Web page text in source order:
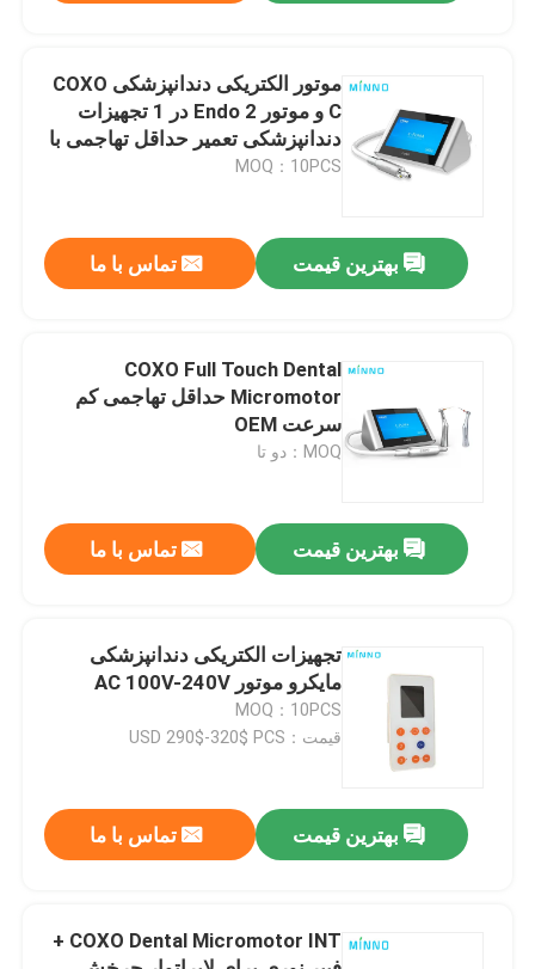
خانه
دربارهی ما
کنترل کیفیت
درخواست نقل قول
دستگاه های پزشکی دندانپزشکی
هندپیس پرسرعت دندانپزشکی
موتور الکتریکی دندانپزشکی COXO
C و موتور Endo 2 در 1 تجهیزات
دندانپزشکی تعمیر حداقل تهاجمی با
1:5 و 6:1
MOQ：10PCS
بهترین قیمت تماس با ما
COXO Full Touch Dental
Micromotor حداقل تهاجمی کم
سرعت OEM
MOQ：دو تا
بهترین قیمت تماس با ما
تجهیزات الکتریکی دندانپزشکی
مایکرو موتور AC 100V-240V
MOQ：10PCS
قیمت：USD 290$-320$ PCS
بهترین قیمت تماس با ما
COXO Dental Micromotor INT +